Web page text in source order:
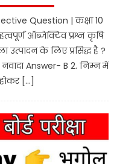
Question | कक्षा 10
ऑब्जेक्टिव प्रश्न कृषि
के लिए प्रसिद्ध है ?
Answer- B 2. निम्न में
[…]